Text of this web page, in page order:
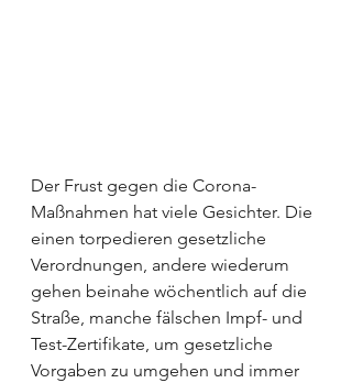
Der Frust gegen die Corona-
Maßnahmen hat viele Gesichter. Die
einen torpedieren gesetzliche
Verordnungen, andere wiederum
gehen beinahe wöchentlich auf die
Straße, manche fälschen Impf- und
Test-Zertifikate, um gesetzliche
Vorgaben zu umgehen und immer